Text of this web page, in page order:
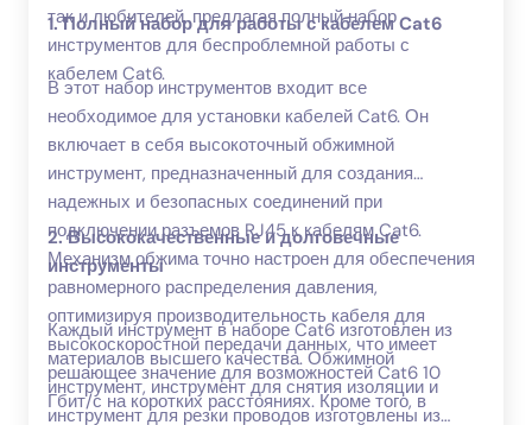
так и любителей, предлагая полный набор
инструментов для беспроблемной работы с
кабелем Cat6.
1. Полный набор для работы с кабелем Cat6
В этот набор инструментов входит все
необходимое для установки кабелей Cat6. Он
включает в себя высокоточный обжимной
инструмент, предназначенный для создания
надежных и безопасных соединений при
подключении разъемов RJ45 к кабелям Cat6.
Механизм обжима точно настроен для обеспечения
равномерного распределения давления,
оптимизируя производительность кабеля для
высокоскоростной передачи данных, что имеет
решающее значение для возможностей Cat6 10
Гбит/с на коротких расстояниях. Кроме того, в
2. Высококачественные и долговечные
инструменты
Каждый инструмент в наборе Cat6 изготовлен из
материалов высшего качества. Обжимной
инструмент, инструмент для снятия изоляции и
инструмент для резки проводов изготовлены из